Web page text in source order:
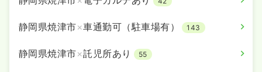
※経験3年の例
日祝休み
年間休日128日 4週8休以上
静岡県焼津市×車通勤可（駐車場有） 143
静岡県焼津市×託児所あり 55